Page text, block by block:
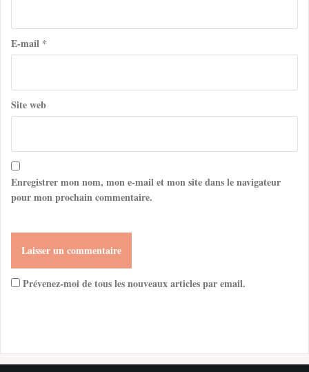
E-mail *
Site web
Enregistrer mon nom, mon e-mail et mon site dans le navigateur
pour mon prochain commentaire.
Prévenez-moi de tous les nouveaux articles par email.